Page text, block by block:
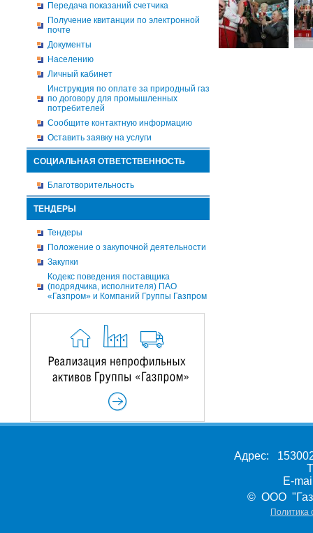
Передача показаний счетчика
Получение квитанции по электронной
почте
Документы
Населению
Личный кабинет
Инструкция по оплате за природный газ
по договору для промышленных
потребителей
Сообщите контактную информацию
Оставить заявку на услуги
СОЦИАЛЬНАЯ ОТВЕТСТВЕННОСТЬ
Благотворительность
ТЕНДЕРЫ
Тендеры
Положение о закупочной деятельности
Закупки
Кодекс поведения поставщика
(подрядчика, исполнителя) ПАО
«Газпром» и Компаний Группы Газпром
Адрес:
E-
© ООО
Политика